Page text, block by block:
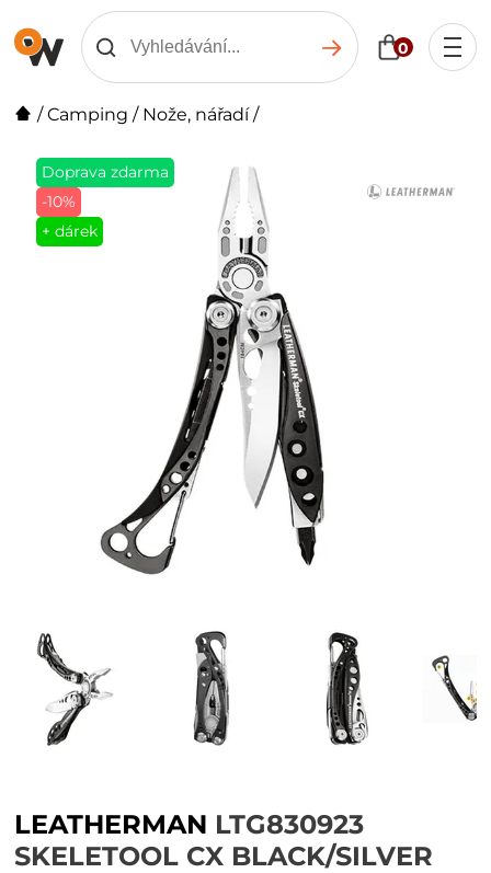
0
/Camping / Nože, nářadí/
Doprava zdarma
-10%
+ dárek
LEATHERMAN LTG830923
SKELETOOL CX BLACK/SILVER